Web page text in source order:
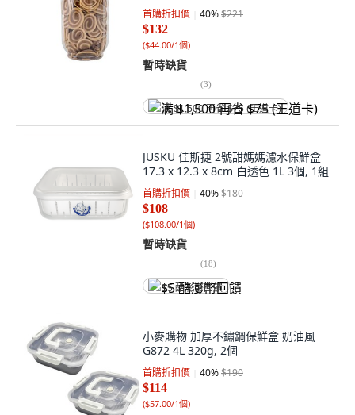
首購折扣價 40%$221
$132
($44.00/1個)
暫時缺貨
(3)
满 $1,500 再省 $75 (王道卡)
JUSKU 佳斯捷 2號甜媽媽濾水保鮮盒
17.3 x 12.3 x 8cm 白透色 1L 3個, 1組
首購折扣價 40%$180
$108
($108.00/1個)
暫時缺貨
(18)
$5 酷澎幣回饋
小麥購物 加厚不鏽鋼保鮮盒 奶油風
G872 4L 320g, 2個
首購折扣價 40%$190
$114
($57.00/1個)